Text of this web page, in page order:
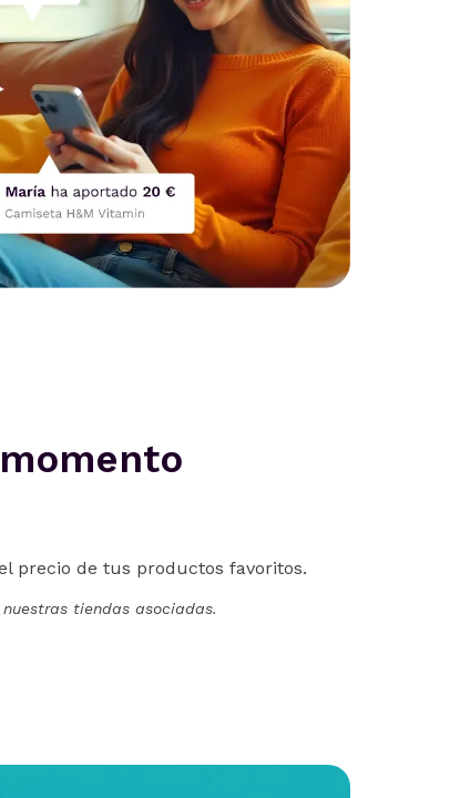
precio de tus productos favoritos.
tiendas asociadas.